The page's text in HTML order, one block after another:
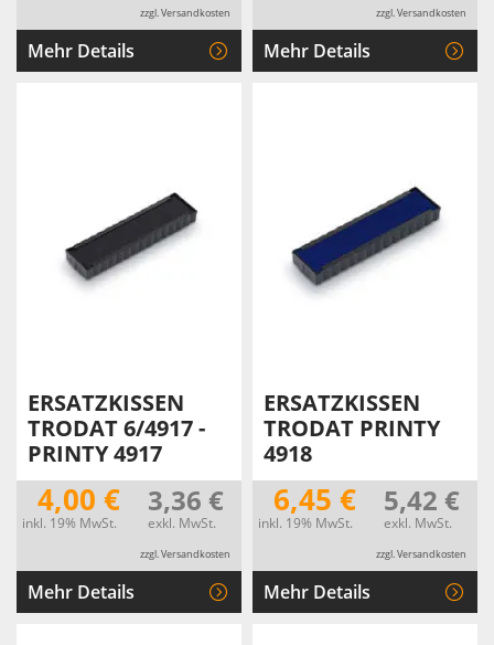
zzgl. Versandkosten
Mehr Details
zzgl. Versandkosten
Mehr Details
ERSATZKISSEN
TRODAT 6/4917 -
PRINTY 4917
4,00 €
inkl. 19% MwSt.
3,36 €
exkl. MwSt.
zzgl. Versandkosten
Mehr Details
ERSATZKISSEN
TRODAT PRINTY
4918
6,45 €
inkl. 19% MwSt.
5,42 €
exkl. MwSt.
zzgl. Versandkosten
Mehr Details